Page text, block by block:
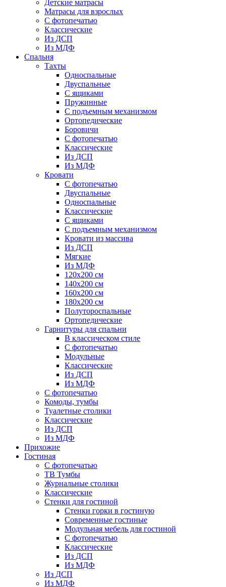
Детские матрасы
Матрасы для взрослых
С фотопечатью
Классические
Из ДСП
Из МДФ
Спальня
Тахты
Односпальные
Двуспальные
С ящиками
Пружинные
С подъемным механизмом
Ортопедические
Боровичи
С фотопечатью
Классические
Из ДСП
Из МДФ
Кровати
С фотопечатью
Двуспальные
Односпальные
Классические
С ящиками
С подъемным механизмом
Кровати из массива
Из ДСП
Мягкие
Из МДФ
120х200 см
140х200 см
160х200 см
180х200 см
Полутороспальные
Ортопедические
Гарнитуры для спальни
В классическом стиле
С фотопечатью
Модульные
Классические
Из ДСП
Из МДФ
С фотопечатью
Комоды, тумбы
Туалетные столики
Классические
Из ДСП
Из МДФ
Прихожие
Гостиная
С фотопечатью
ТВ Тумбы
Журнальные столики
Классические
Стенки для гостиной
Стенки горки в гостиную
Современные гостиные
Модульная мебель для гостиной
С фотопечатью
Классические
Из ДСП
Из МДФ
Из ДСП
Из МДФ